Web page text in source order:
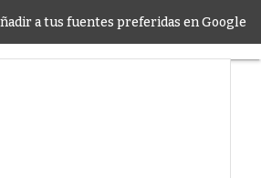
a tus fuentes preferidas en Google